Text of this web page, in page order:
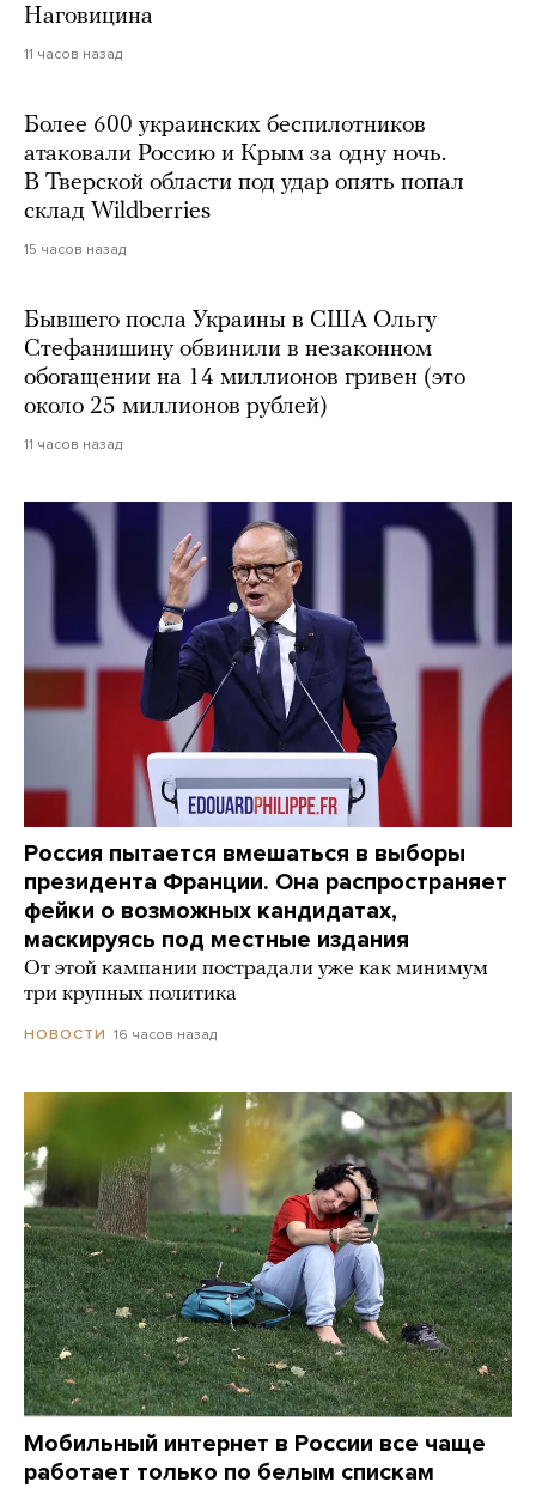
Наговицина
11 часов назад
Более 600 украинских беспилотников
атаковали Россию и Крым за одну ночь.
В Тверской области под удар опять попал
склад Wildberries
15 часов назад
Бывшего посла Украины в США Ольгу
Стефанишину обвинили в незаконном
обогащении на 14 миллионов гривен (это
около 25 миллионов рублей)
11 часов назад
Россия пытается вмешаться в выборы
президента Франции. Она распространяет
фейки о возможных кандидатах,
маскируясь под местные издания
От этой кампании пострадали уже как минимум
три крупных политика
НОВОСТИ 16 часов назад
Мобильный интернет в России все чаще
работает только по белым спискам